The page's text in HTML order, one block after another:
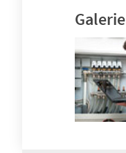
Galerie